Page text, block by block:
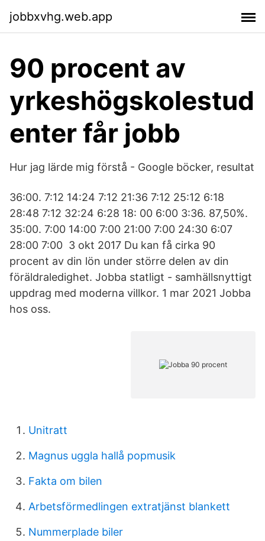
jobbxvhg.web.app
90 procent av
yrkeshögskolestud
enter får jobb
Hur jag lärde mig förstå - Google böcker, resultat
36:00. 7:12 14:24 7:12 21:36 7:12 25:12 6:18
28:48 7:12 32:24 6:28 18: 00 6:00 3:36. 87,50%.
35:00. 7:00 14:00 7:00 21:00 7:00 24:30 6:07
28:00 7:00 3 okt 2017 Du kan få cirka 90
procent av din lön under större delen av din
föräldraledighet. Jobba statligt - samhällsnyttigt
uppdrag med moderna villkor. 1 mar 2021 Jobba
hos oss.
Unitratt
Magnus uggla hallå popmusik
Fakta om bilen
Arbetsförmedlingen extratjänst blankett
Nummerplade biler